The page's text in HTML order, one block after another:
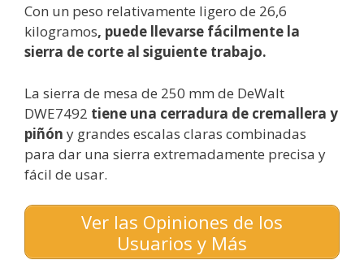
Con un peso relativamente ligero de 26,6
kilogramos, puede llevarse fácilmente la
sierra de corte al siguiente trabajo.
La sierra de mesa de 250 mm de DeWalt
DWE7492 tiene una cerradura de cremallera y
piñón y grandes escalas claras combinadas
para dar una sierra extremadamente precisa y
fácil de usar.
Ver las Opiniones de los
Usuarios y Más